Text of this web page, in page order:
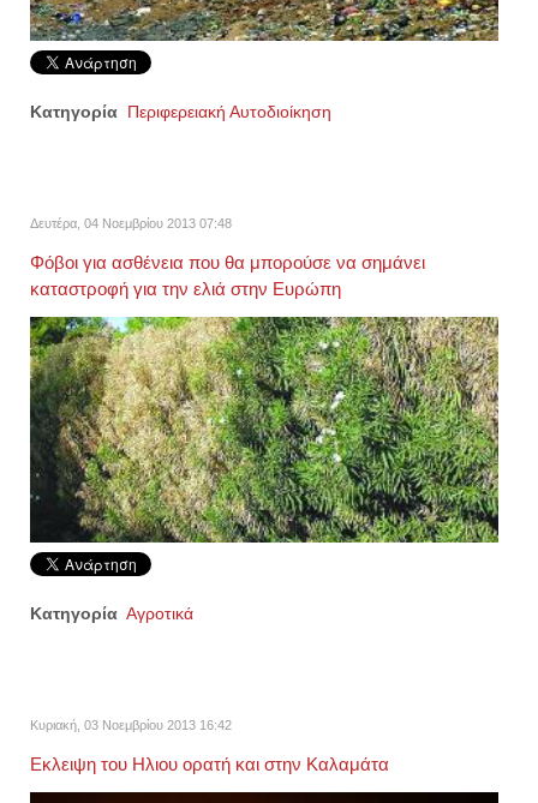
Κατηγορία Περιφερειακή Αυτοδιοίκηση
Δευτέρα, 04 Νοεμβρίου 2013 07:48
Φόβοι για ασθένεια που θα μπορούσε να σημάνει
καταστροφή για την ελιά στην Ευρώπη
Κατηγορία Αγροτικά
Κυριακή, 03 Νοεμβρίου 2013 16:42
Εκλειψη του Ηλιου ορατή και στην Καλαμάτα